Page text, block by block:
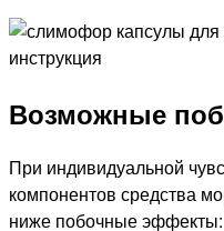
Возможные
При индивидуальной
компонентов средства
ниже побочные эффекты: